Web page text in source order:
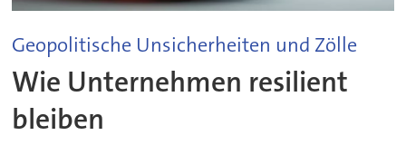
Geopolitische Unsicherheiten und Zölle
Wie Unternehmen resilient
bleiben